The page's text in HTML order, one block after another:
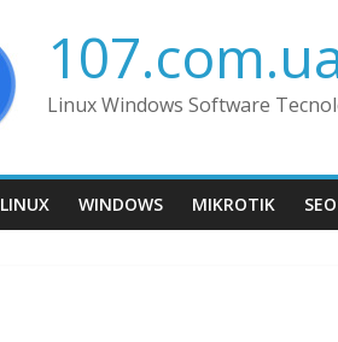
Linux Windows Software
LINUX WINDOWS MIKROTIK SEO